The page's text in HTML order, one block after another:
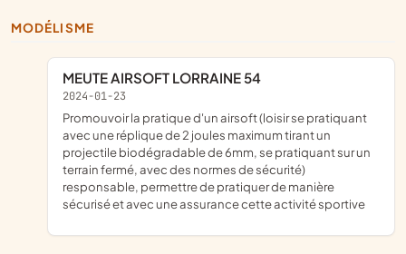
MODÉLISME
MEUTE AIRSOFT LORRAINE 54
2024-01-23
promouvoir la pratique d'un airsoft (loisir se pratiquant
avec une réplique de 2 joules maximum tirant un
projectile biodégradable de 6mm, se pratiquant sur un
terrain fermé, avec des normes de sécurité)
responsable, permettre de pratiquer de manière
sécurisé et avec une assurance cette activité sportive